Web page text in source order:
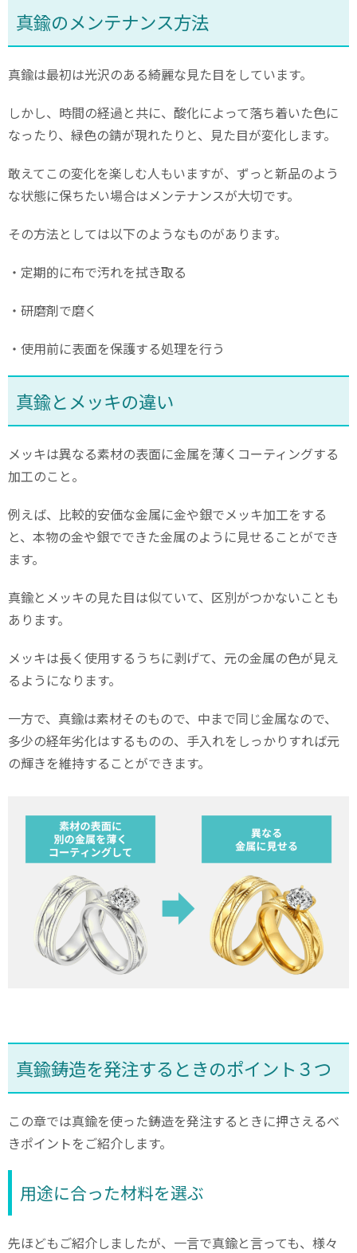
真鍮のメンテナンス方法
真鍮は最初は光沢のある綺麗な見た目をしています。
しかし、時間の経過と共に、酸化によって落ち着いた色に
なったり、緑色の錆が現れたりと、見た目が変化します。
敢えてこの変化を楽しむ人もいますが、ずっと新品のよう
な状態に保ちたい場合はメンテナンスが大切です。
その方法としては以下のようなものがあります。
・定期的に布で汚れを拭き取る
・研磨剤で磨く
・使用前に表面を保護する処理を行う
真鍮とメッキの違い
メッキは異なる素材の表面に金属を薄くコーティングする
加工のこと。
例えば、比較的安価な金属に金や銀でメッキ加工をする
と、本物の金や銀でできた金属のように見せることができ
ます。
真鍮とメッキの見た目は似ていて、区別がつかないことも
あります。
メッキは長く使用するうちに剥げて、元の金属の色が見え
るようになります。
一方で、真鍮は素材そのもので、中まで同じ金属なので、
多少の経年劣化はするものの、手入れをしっかりすれば元
の輝きを維持することができます。
真鍮鋳造を発注するときのポイント３つ
この章では真鍮を使った鋳造を発注するときに押さえるべ
きポイントをご紹介します。
用途に合った材料を選ぶ
先ほどもご紹介しましたが、一言で真鍮と言っても、様々